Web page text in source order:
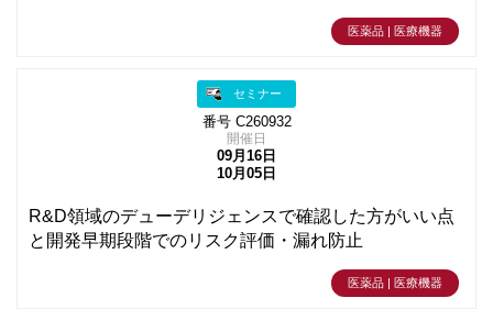
医薬品 | 医療機器
セミナー
番号 C260932
開催日
09月16日
10月05日
R&D領域のデューデリジェンスで確認した方がいい点
と開発早期段階でのリスク評価・漏れ防止
医薬品 | 医療機器